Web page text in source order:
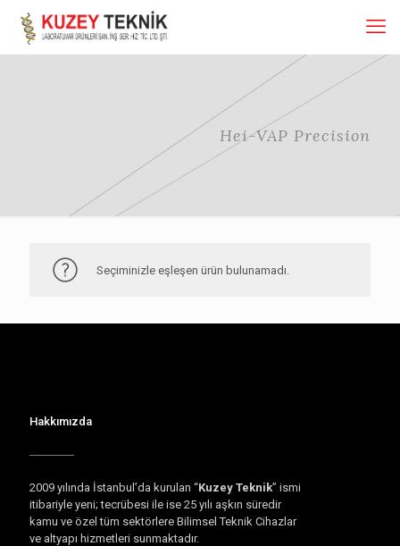
Hei-VAP Precision
Seçiminizle eşleşen ürün bulunamadı.
Hakkımızda
2009 yılında İstanbul’da kurulan “Kuzey Teknik” ismi
itibariyle yeni; tecrübesi ile ise 25 yılı aşkın süredir
kamu ve özel tüm sektörlere Bilimsel Teknik Cihazlar
ve altyapı hizmetleri sunmaktadır.